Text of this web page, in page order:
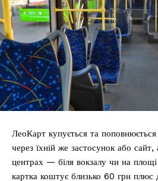
ЛеоКарт купується та
через їхній же застосунок або
центрах — біля вокзалу чи на
картка коштує близько 60 грн плюс